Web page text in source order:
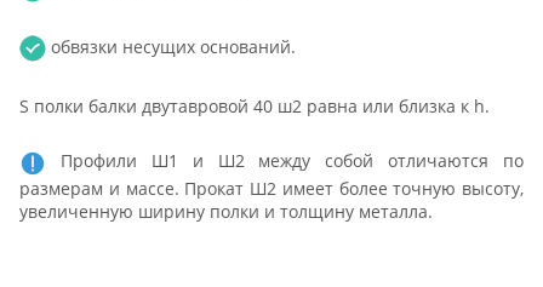
обвязки несущих оснований.
S полки балки двутавровой 40 ш2 равна или близка к h.
Профили Ш1 и Ш2 между собой отличаются по
размерам и массе. Прокат Ш2 имеет более точную высоту,
увеличенную ширину полки и толщину металла.